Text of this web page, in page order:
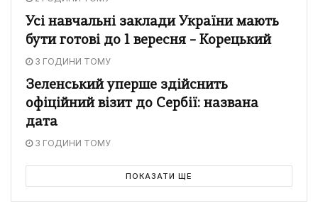
Усі навчальні заклади України мають
бути готові до 1 вересня – Корецький
3 ГОДИНИ ТОМУ
Зеленський уперше здійснить
офіційний візит до Сербії: названа
дата
3 ГОДИНИ ТОМУ
ПОКАЗАТИ ЩЕ